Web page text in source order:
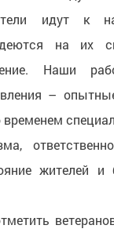
идут к
на их
Наши
–
жителей